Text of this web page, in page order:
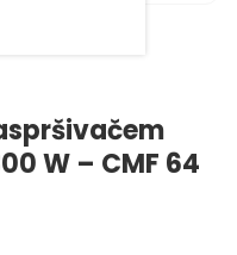
W – CMF 64